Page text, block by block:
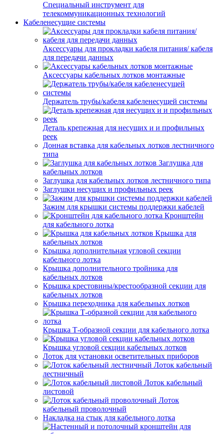
Специальный инструмент для
телекоммуникационных технологий
Кабеленесущие системы
Аксессуары для прокладки кабеля питания/ кабеля
для передачи данных
Аксессуары кабельных лотков монтажные
Держатель трубы/кабеля кабеленесущей системы
Деталь крепежная для несущих и и профильных
реек
Донная вставка для кабельных лотков лестничного
типа
Заглушка для
кабельных лотков
Заглушка для кабельных лотков лестничного типа
Заглушки несущих и профильных реек
Зажим для крышки системы поддержки кабелей
Кронштейн
для кабельного лотка
Крышка для
кабельных лотков
Крышка дополнительная угловой секции
кабельного лотка
Крышка дополнительного тройника для
кабельных лотков
Крышка крестовины/крестообразной секции для
кабельных лотков
Крышка переходника для кабельных лотков
Крышка Т-образной секции для кабельного лотка
Крышка угловой секции кабельных лотков
Лоток для установки осветительных приборов
Лоток кабельный
лестничный
Лоток кабельный
листовой
Лоток
кабельный проволочный
Накладка на стык для кабельного лотка